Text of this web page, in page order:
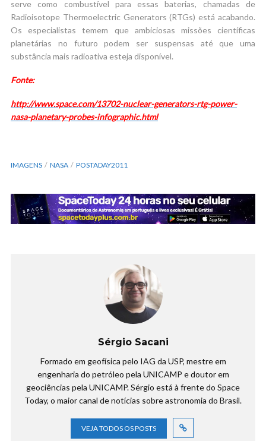
serve como combustível para essas baterias, chamadas de
Radioisotope Thermoelectric Generators (RTGs) está acabando.
Os especialistas temem que ambiciosas missões científicas
planetárias no futuro podem ser suspensas até que uma
substância mais radioativa esteja disponível.
Fonte:
http://www.space.com/13702-nuclear-generators-rtg-power-
nasa-planetary-probes-infographic.html
IMAGENS NASA POSTADAY2011
Sérgio Sacani
Formado em geofísica pelo IAG da USP, mestre em
engenharia do petróleo pela UNICAMP e doutor em
geociências pela UNICAMP. Sérgio está à frente do Space
Today, o maior canal de notícias sobre astronomia do Brasil.
VEJA TODOS OS POSTS